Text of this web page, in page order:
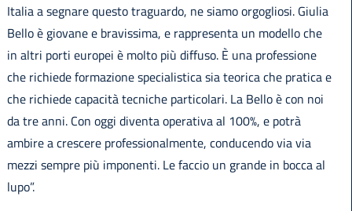
Italia a segnare questo traguardo, ne siamo orgogliosi. Giulia
Bello è giovane e bravissima, e rappresenta un modello che
in altri porti europei è molto più diffuso. È una professione
che richiede formazione specialistica sia teorica che pratica e
che richiede capacità tecniche particolari. La Bello è con noi
da tre anni. Con oggi diventa operativa al 100%, e potrà
ambire a crescere professionalmente, conducendo via via
mezzi sempre più imponenti. Le faccio un grande in bocca al
lupo”.